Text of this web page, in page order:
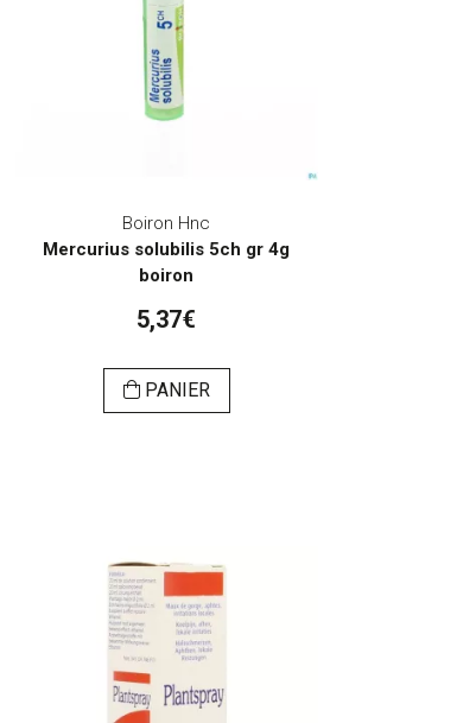
Boiron Hnc
Mercurius solubilis 5ch gr 4g
boiron
5,37€
PANIER